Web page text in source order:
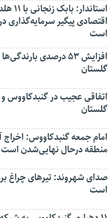
استاندار:
اقتصادی پیگیر سرمایه‌گذاری
است
افزایش ۵۳ درصدی
گلستان
اتفاقی عجیب در‌ گنبدکاووس
گلستان
امام جمعه گنبدکاووس: اخراج
منطقه درحال نهایی‌شدن است
صدای شهروند: تیرهای چراغ
است